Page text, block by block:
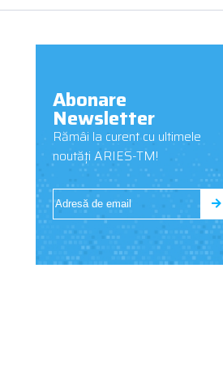
Abonare
Newsletter
Rămâi la curent cu ultimele
noutăți ARIES-TM!